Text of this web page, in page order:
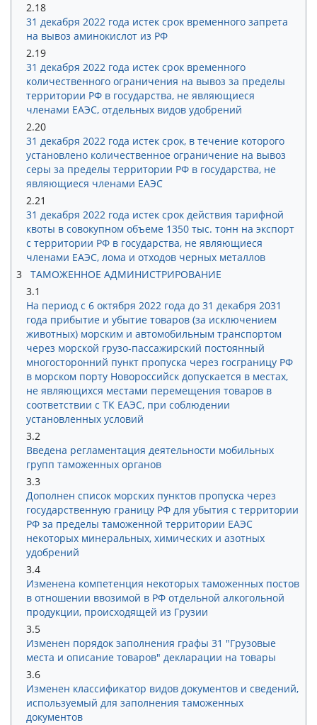
2.18
31 декабря 2022 года истек срок временного запрета
на вывоз аминокислот из РФ
2.19
31 декабря 2022 года истек срок временного
количественного ограничения на вывоз за пределы
территории РФ в государства, не являющиеся
членами ЕАЭС, отдельных видов удобрений
2.20
31 декабря 2022 года истек срок, в течение которого
установлено количественное ограничение на вывоз
серы за пределы территории РФ в государства, не
являющиеся членами ЕАЭС
2.21
31 декабря 2022 года истек срок действия тарифной
квоты в совокупном объеме 1350 тыс. тонн на экспорт
с территории РФ в государства, не являющиеся
членами ЕАЭС, лома и отходов черных металлов
3
ТАМОЖЕННОЕ АДМИНИСТРИРОВАНИЕ
3.1
На период с 6 октября 2022 года до 31 декабря 2031
года прибытие и убытие товаров (за исключением
животных) морским и автомобильным транспортом
через морской грузо-пассажирский постоянный
многосторонний пункт пропуска через госграницу РФ
в морском порту Новороссийск допускается в местах,
не являющихся местами перемещения товаров в
соответствии с ТК ЕАЭС, при соблюдении
установленных условий
3.2
Введена регламентация деятельности мобильных
групп таможенных органов
3.3
Дополнен список морских пунктов пропуска через
государственную границу РФ для убытия с территории
РФ за пределы таможенной территории ЕАЭС
некоторых минеральных, химических и азотных
удобрений
3.4
Изменена компетенция некоторых таможенных постов
в отношении ввозимой в РФ отдельной алкогольной
продукции, происходящей из Грузии
3.5
Изменен порядок заполнения графы 31 "Грузовые
места и описание товаров" декларации на товары
3.6
Изменен классификатор видов документов и сведений,
используемый для заполнения таможенных
документов